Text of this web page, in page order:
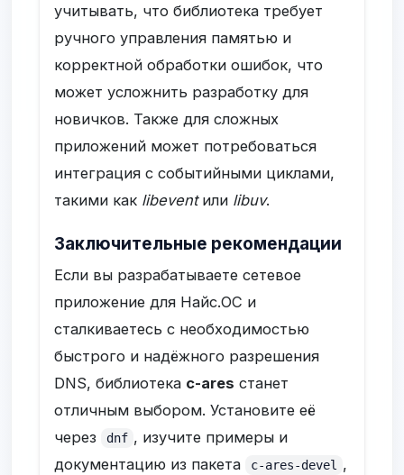
учитывать, что библиотека требует
ручного управления памятью и
корректной обработки ошибок, что
может усложнить разработку для
новичков. Также для сложных
приложений может потребоваться
интеграция с событийными циклами,
такими как libeventили libuv.
Заключительные рекомендации
Если вы разрабатываете сетевое
приложение для Найс.ОС и
сталкиваетесь с необходимостью
быстрого и надёжного разрешения
DNS, библиотека c-ares станет
отличным выбором. Установите её
через
dnf , изучите примеры и
документацию из пакета
c-ares-devel
,